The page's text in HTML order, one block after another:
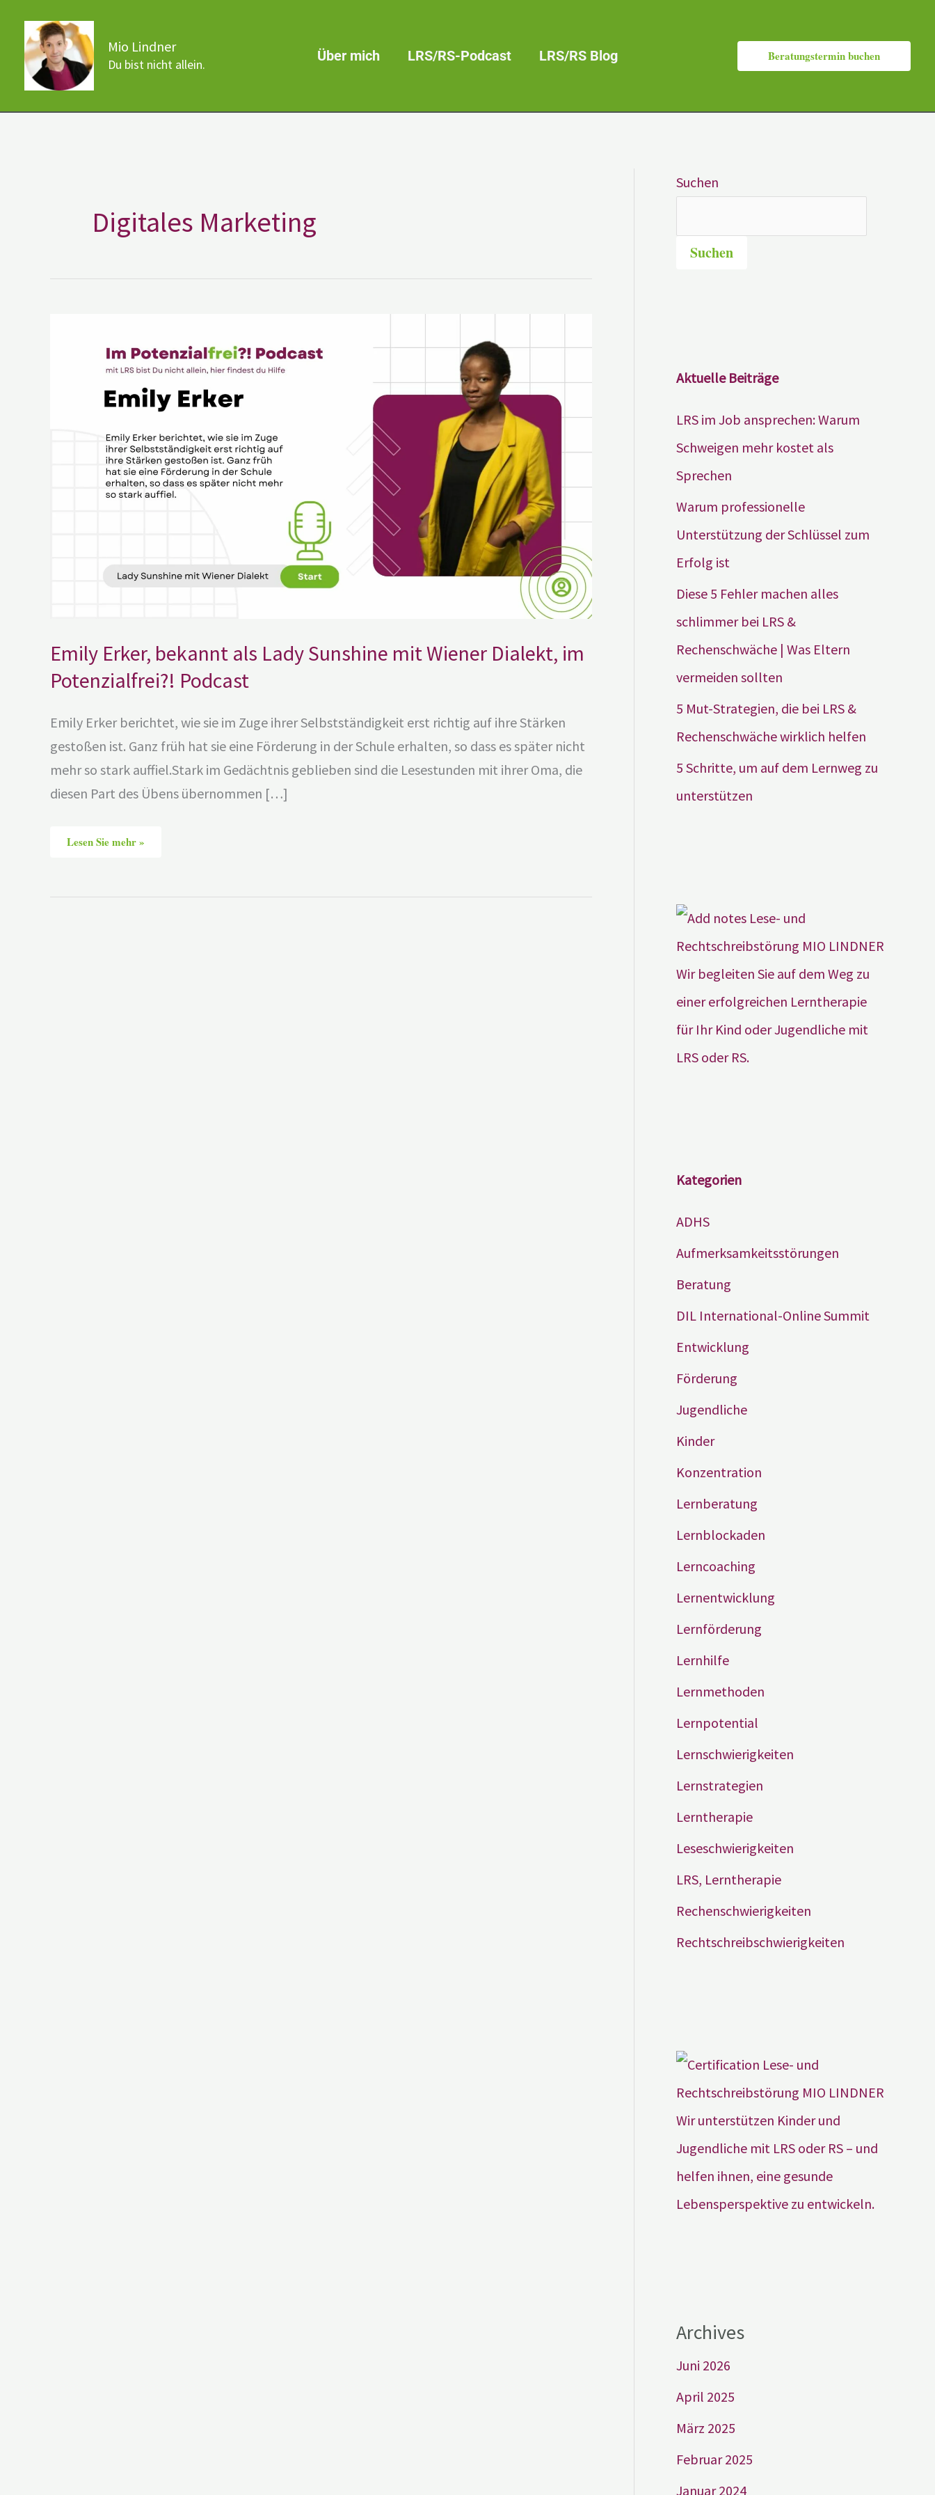
Inhalt
springen
Mio Lindner
Du bist nicht allein. Über mich LRS/RS-Podcast LRS/RS Blog Beratungstermin buchen
Digitales Marketing
Emily Erker, bekannt als Lady Sunshine mit Wiener Dialekt, im
Potenzialfrei?! Podcast
Emily Erker berichtet, wie sie im Zuge ihrer Selbstständigkeit erst richtig auf ihre Stärken
gestoßen ist. Ganz früh hat sie eine Förderung in der Schule erhalten, so dass es später nicht
mehr so stark auffiel.Stark im Gedächtnis geblieben sind die Lesestunden mit ihrer Oma, die
diesen Part des Übens übernommen […]
Lesen Sie mehr »
Suchen
Suchen
Aktuelle Beiträge
LRS im Job ansprechen: Warum
Schweigen mehr kostet als
Sprechen
Warum professionelle
Unterstützung der Schlüssel zum
Erfolg ist
Diese 5 Fehler machen alles
schlimmer bei LRS &
Rechenschwäche | Was Eltern
vermeiden sollten
5 Mut-Strategien, die bei LRS &
Rechenschwäche wirklich helfen
5 Schritte, um auf dem Lernweg zu
unterstützen
Wir begleiten Sie auf dem Weg zu
einer erfolgreichen Lerntherapie
für Ihr Kind oder Jugendliche mit
LRS oder RS.
Kategorien
ADHS
Aufmerksamkeitsstörungen
Beratung
DIL International-Online Summit
Entwicklung
Förderung
Jugendliche
Kinder
Konzentration
Lernberatung
Lernblockaden
Lerncoaching
Lernentwicklung
Lernförderung
Lernhilfe
Lernmethoden
Lernpotential
Lernschwierigkeiten
Lernstrategien
Lerntherapie
Leseschwierigkeiten
LRS, Lerntherapie
Rechenschwierigkeiten
Rechtschreibschwierigkeiten
Wir unterstützen Kinder und
Jugendliche mit LRS oder RS – und
helfen ihnen, eine gesunde
Lebensperspektive zu entwickeln.
Archives
Juni 2026
April 2025
März 2025
Februar 2025
Januar 2024